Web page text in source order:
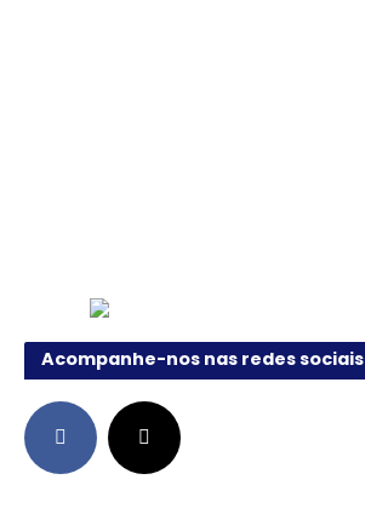
Acompanhe-nos nas redes sociais